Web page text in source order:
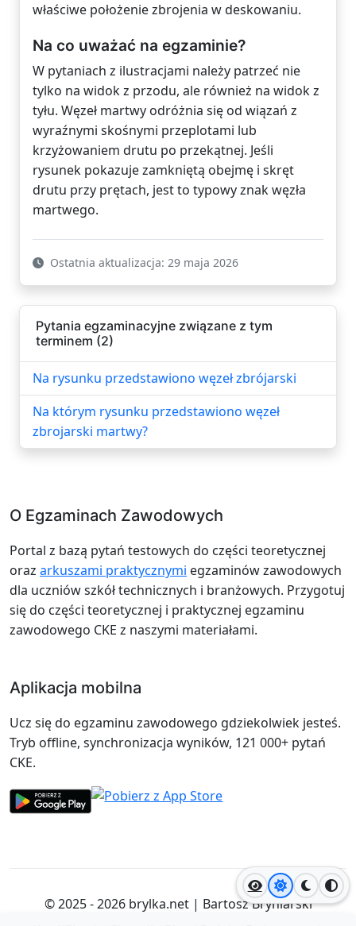
Jasny motyw
Ciemny
właściwe położenie zbrojenia w deskowaniu.
Na co uważać na egzaminie?
W pytaniach z ilustracjami należy patrzeć nie
tylko na widok z przodu, ale również na widok z
tyłu. Węzeł martwy odróżnia się od wiązań z
wyraźnymi skośnymi przeplotami lub
krzyżowaniem drutu po przekątnej. Jeśli
rysunek pokazuje zamkniętą obejmę i skręt
drutu przy prętach, jest to typowy znak węzła
martwego.
Ostatnia aktualizacja: 29 maja 2026
Pytania egzaminacyjne związane z tym
terminem (2)
Na rysunku przedstawiono węzeł zbrójarski
Na którym rysunku przedstawiono węzeł
zbrojarski martwy?
O Egzaminach Zawodowych
Portal z bazą pytań testowych do części teoretycznej
oraz arkuszami praktycznymi egzaminów zawodowych
dla uczniów szkół technicznych i branżowych. Przygotuj
się do części teoretycznej i praktycznej egzaminu
zawodowego CKE z naszymi materiałami.
Aplikacja mobilna
Ucz się do egzaminu zawodowego gdziekolwiek jesteś.
Tryb offline, synchronizacja wyników, 121 000+ pytań
CKE.
© 2025 - 2026 brylka.net| Bartosz Bryniarski